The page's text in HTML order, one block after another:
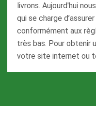
livrons. Aujourd'hui
qui se charge
conformément aux
très bas. Pour obtenir
votre site internet ou